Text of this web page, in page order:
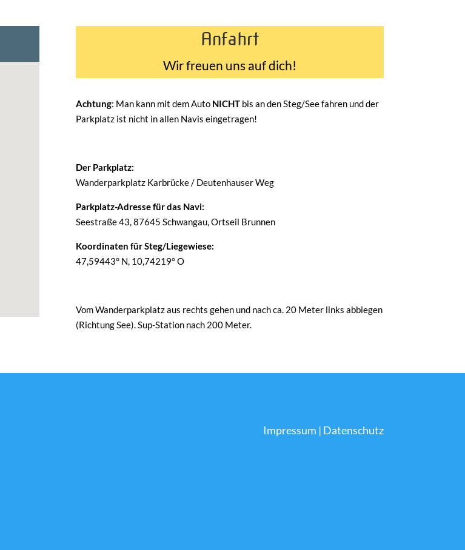
Anfahrt
Wir freuen uns auf dich!
Achtung: Man kann mit dem Auto NICHT bis an den Steg/See fahren und der
Parkplatz ist nicht in allen Navis eingetragen!
Der Parkplatz:
Wanderparkplatz Karbrücke / Deutenhauser Weg
Parkplatz-Adresse für das Navi:
Seestraße 43, 87645 Schwangau, Ortseil Brunnen
Koordinaten für Steg/Liegewiese:
47,59443° N, 10,74219° O
Vom Wanderparkplatz aus rechts gehen und nach ca. 20 Meter links abbiegen
(Richtung See). Sup-Station nach 200 Meter.
Impressum | Datenschutz